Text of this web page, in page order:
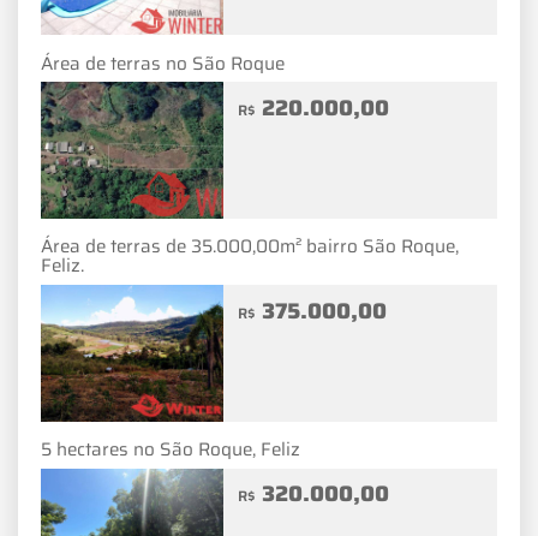
Área de terras no São Roque
R$ 220.000,00
Área de terras de 35.000,00m² bairro São Roque,
Feliz.
R$ 375.000,00
5 hectares no São Roque, Feliz
R$ 320.000,00